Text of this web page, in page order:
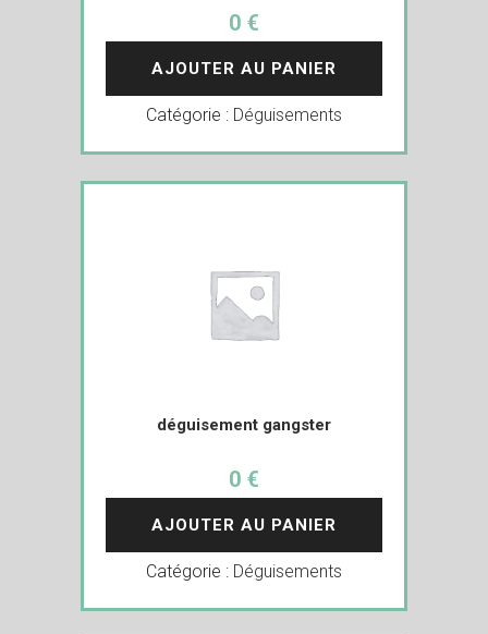
0 €
AJOUTER AU PANIER
Catégorie : Déguisements
déguisement gangster
0 €
AJOUTER AU PANIER
Catégorie : Déguisements